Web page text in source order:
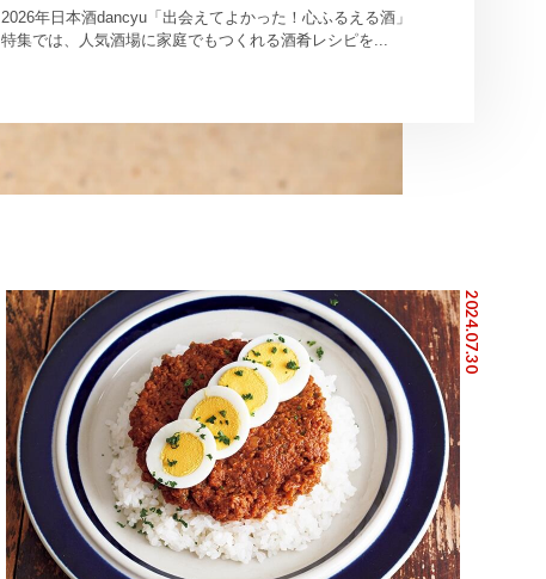
2026年日本酒dancyu「出会えてよかった！心ふるえる酒」
特集では、人気酒場に家庭でもつくれる酒肴レシピを...
2024.07.30